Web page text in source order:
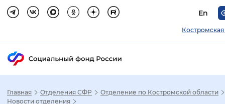
En
Костромская
Главная Отделения СФР
Отделение по Костромской области
Новости отделения